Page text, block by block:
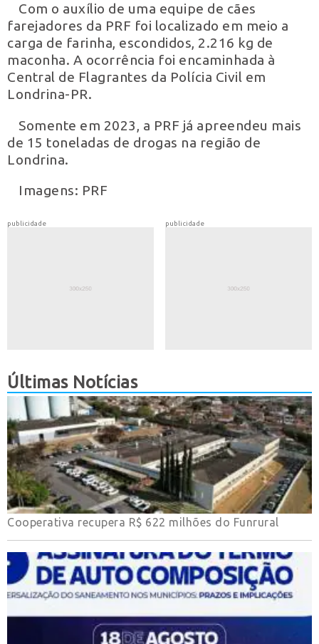
Com o auxílio de uma equipe de cães
farejadores da PRF foi localizado em meio a
carga de farinha, escondidos, 2.216 kg de
maconha. A ocorrência foi encaminhada à
Central de Flagrantes da Polícia Civil em
Londrina-PR.
Somente em 2023, a PRF já apreendeu mais
de 15 toneladas de drogas na região de
Londrina.
Imagens: PRF
publicidade
Últimas Notícias
Cooperativa recupera R$ 622 milhões do Funrural
publicidade